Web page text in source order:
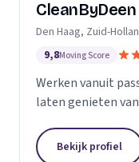
CleanByDeen
Den Haag, Zuid-
9,8Moving Score
Werken vanuit
laten genieten
Beleef het weer
Bekijk profiel